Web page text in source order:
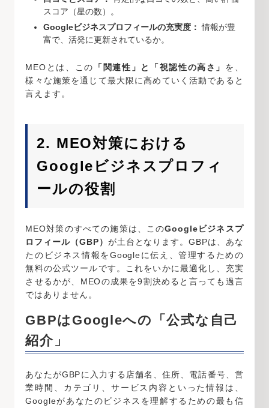
スコア（星の数）。
Googleビジネスプロフィールの充実度： 情報が豊
富で、活発に更新されているか。
MEOとは、この 「関連性」と「視認性の高さ」 を、
様々な施策を通じて最大限に高めていく活動であると
言えます。
2. MEO対策における
Googleビジネスプロフィ
ールの役割
MEO対策のすべての施策は、このGoogleビジネスプ
ロフィール（GBP） が土台となります。GBPは、あな
たのビジネス情報をGoogleに伝え、管理するための
無料の公式ツールです。これをいかに最適化し、充実
させるかが、MEOの成果を9割決めると言っても過言
ではありません。
GBPはGoogleへの「公式な自己
紹介」
あなたがGBPに入力する店舗名、住所、電話番号、営
業時間、カテゴリ、サービス内容といった情報は、
Googleがあなたのビジネスを理解するための最も信